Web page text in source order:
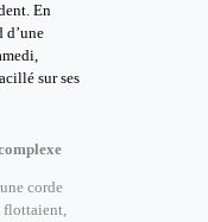
En
d’une
sur ses
corde
flottaient,